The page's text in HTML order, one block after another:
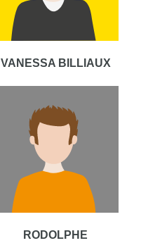
VANESSA BILLIAUX
RODOLPHE